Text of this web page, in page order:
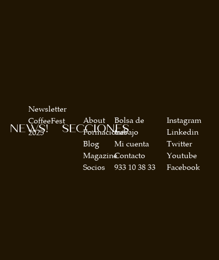
SECCIONES
About
Formaciones
Blog
Magazine
Socios
Bolsa de
trabajo
Mi cuenta
Contacto
933 10 38 33
NEWS!
Newsletter
CoffeeFest
2025
Instagram
Linkedin
Twitter
Youtube
Facebook